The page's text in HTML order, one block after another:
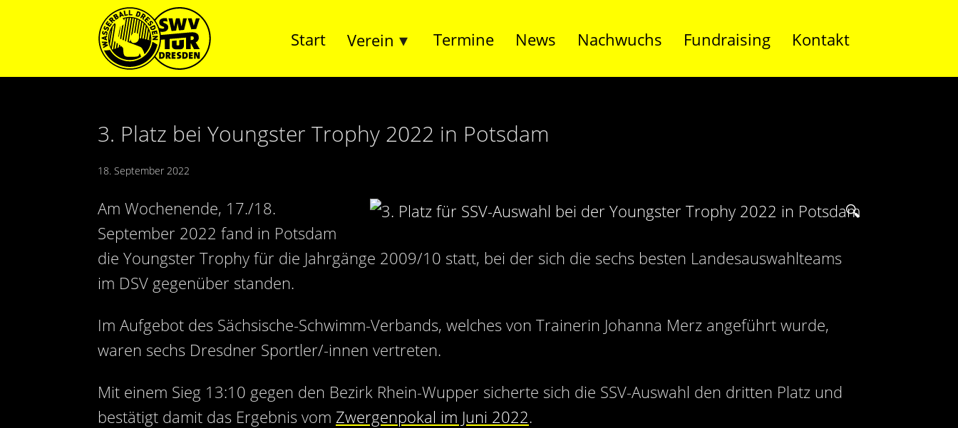
Start Verein Termine News Nachwuchs Fundraising Kontakt
3. Platz bei Youngster Trophy 2022 in Potsdam
18. September 2022
Am Wochenende, 17./18.
September 2022 fand in Potsdam
die Youngster Trophy für die Jahrgänge 2009/10 statt, bei der sich die sechs besten Landesauswahlteams
im DSV gegenüber standen.
Im Aufgebot des Sächsische-Schwimm-Verbands, welches von Trainerin Johanna Merz angeführt wurde,
waren sechs Dresdner Sportler/-innen vertreten.
Mit einem Sieg 13:10 gegen den Bezirk Rhein-Wupper sicherte sich die SSV-Auswahl den dritten Platz und
bestätigt damit das Ergebnis vom Zwergenpokal im Juni 2022.